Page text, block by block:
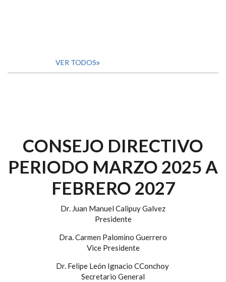
VER TODOS
CONSEJO DIRECTIVO
PERIODO MARZO 2025 A
FEBRERO 2027
Dr. Juan Manuel Calipuy Galvez
Presidente
Dra. Carmen Palomino Guerrero
Vice Presidente
Dr. Felipe León Ignacio CConchoy
Secretario General